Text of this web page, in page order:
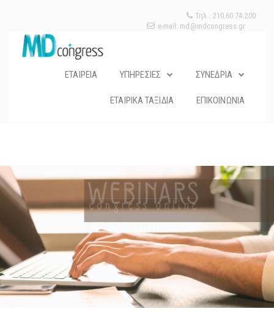
Τηλ.: 210.60.74.200
e-mail: md@mdcongress.gr
ΕΤΑΙΡΕΙΑ ΥΠΗΡΕΣΙΕΣ ΣΥΝΕΔΡΙΑ
ΕΤΑΙΡΙΚΑ ΤΑΞΙΔΙΑ ΕΠΙΚΟΙΝΩΝΙΑ